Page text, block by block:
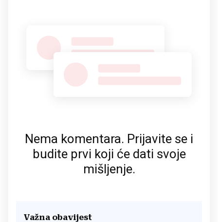
Nema komentara. Prijavite se i
budite prvi koji će dati svoje
mišljenje.
Važna obavijest